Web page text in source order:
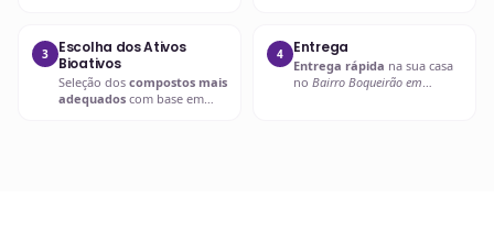
3
Escolha dos Ativos
Bioativos
Seleção dos compostos mais
adequados com base em
4 Entrega
Entrega rápida na sua casa
no Bairro Boqueirão em